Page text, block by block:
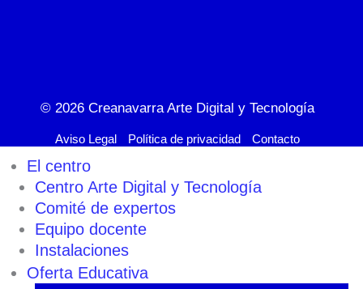
© 2026 Creanavarra Arte Digital y Tecnología
Aviso Legal Política de privacidad Contacto
El centro
Centro Arte Digital y Tecnología
Comité de expertos
Equipo docente
Instalaciones
Oferta Educativa